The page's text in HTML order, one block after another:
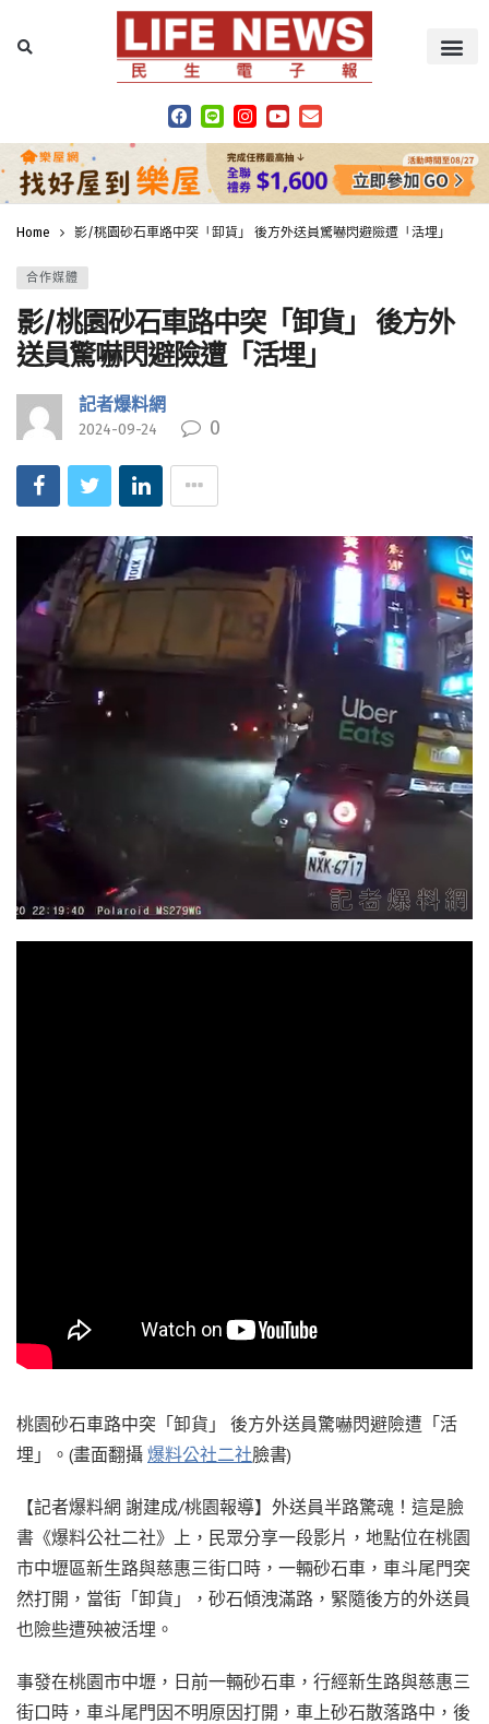
Home 影/桃園砂石車路中突「卸貨」 後方外送員驚嚇閃避險遭「活埋」
合作媒體
影/桃園砂石車路中突「卸貨」 後方外
送員驚嚇閃避險遭「活埋」
記者爆料網
2024-09-24 0
桃園砂石車路中突「卸貨」 後方外送員驚嚇閃避險遭「活
埋」。(畫面翻攝 爆料公社二社臉書)
【記者爆料網 謝建成/桃園報導】外送員半路驚魂！這是臉
書《爆料公社二社》上，民眾分享一段影片，地點位在桃園
市中壢區新生路與慈惠三街口時，一輛砂石車，車斗尾門突
然打開，當街「卸貨」，砂石傾洩滿路，緊隨後方的外送員
也險些遭殃被活埋。
事發在桃園市中壢，日前一輛砂石車，行經新生路與慈惠三
街口時，車斗尾門因不明原因打開，車上砂石散落路中，後